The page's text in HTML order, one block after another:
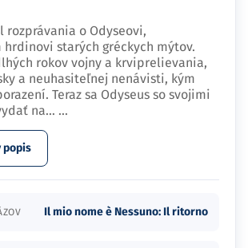
rozprávania o Odyseovi,
hrdinovi starých gréckych mýtov.
rokov vojny a krviprelievania,
a neuhasiteľnej nenávisti, kým
Teraz sa Odyseus so svojimi
na… ...
popis
Il mio nome è Nessuno: Il ritorno